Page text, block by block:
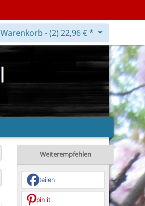
Warenkorb -(2) 22,96 € *
Weiterempfehlen
teilen
pin it